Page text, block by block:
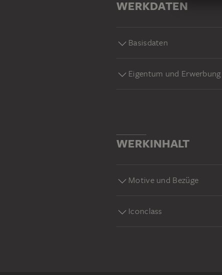
WERKDATEN
Basisdaten
Eigentum und Erwerbung
WERKINHALT
Motive und Bezüge
Iconclass